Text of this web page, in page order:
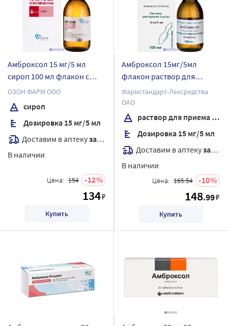
Амброксол 15 мг/5 мл
сироп 100 мл флакон с
мерной ложкой
ОЗОН ФАРМ ООО
сироп
Дозировка 15 мг/5 мл
Доставим в аптекузавтра
В наличии
Цена: 154 12
134₽
Купить
Амброксол 15мг/5мл
флакон раствор для
приема внутрь 100 мл
Фармстандарт-Лексредства
ОАО
раствор для приема внутрь
Дозировка 15 мг/5 мл
Доставим в аптекузавтра
В наличии
Цена: 165.54 10
148.99₽
Купить